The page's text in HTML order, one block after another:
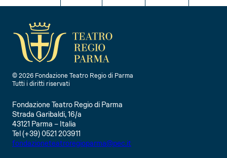
F
O
I
© 2026 Fondazione Teatro Regio di Parma
Tutti i diritti riservati
Fondazione Teatro Regio di Parma
Strada Garibaldi, 16/a
43121 Parma – Italia
Tel (+39) 0521 203911
fondazioneteatroregioparma@pec.it